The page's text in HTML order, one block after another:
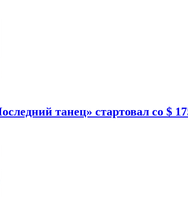
танец» стартовал со $